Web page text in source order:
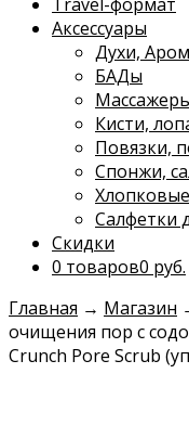
Аксессуары
Духи,
БАДы
Кисти,
Повязки,
Спонжи,
Салфетки
Скидки
0 товаров0 руб.
Главная → Магазин
очищения пор с
Crunch Pore Scrub